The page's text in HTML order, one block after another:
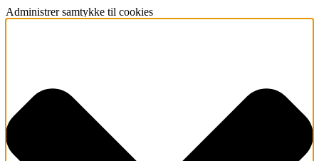
Administrer samtykke til cookies